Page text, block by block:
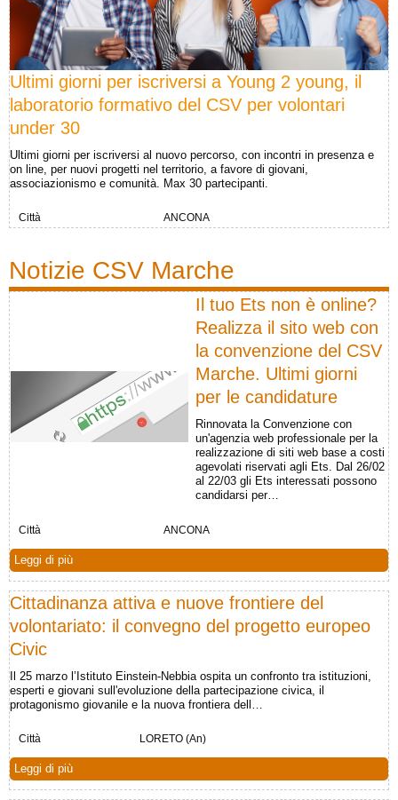
Ultimi giorni per iscriversi a Young 2 young, il
laboratorio formativo del CSV per volontari
under 30
Ultimi giorni per iscriversi al nuovo percorso, con incontri in presenza e
on line, per nuovi progetti nel territorio, a favore di giovani,
associazionismo e comunità. Max 30 partecipanti.
Città ANCONA
Notizie CSV Marche
Il tuo Ets non è online?
Realizza il sito web con
la convenzione del CSV
Marche. Ultimi giorni
per le candidature
Rinnovata la Convenzione con
un'agenzia web professionale per la
realizzazione di siti web base a costi
agevolati riservati agli Ets. Dal 26/02
al 22/03 gli Ets interessati possono
candidarsi per…
Città ANCONA
Leggi di più
Cittadinanza attiva e nuove frontiere del
volontariato: il convegno del progetto europeo
Civic
Il 25 marzo l’Istituto Einstein-Nebbia ospita un confronto tra istituzioni,
esperti e giovani sull'evoluzione della partecipazione civica, il
protagonismo giovanile e la nuova frontiera dell…
Città LORETO (An)
Leggi di più